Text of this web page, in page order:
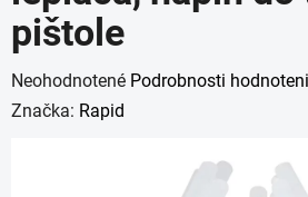
pištole
Priemerné
hodnotenie
Neohodnotené Podrobnosti
Značka: Rapid